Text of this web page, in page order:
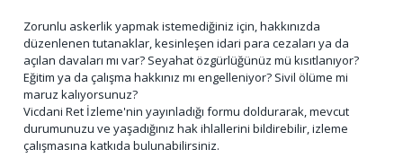
Zorunlu askerlik yapmak istemediğiniz için, hakkınızda
düzenlenen tutanaklar, kesinleşen idari para cezaları ya da
açılan davaları mı var? Seyahat özgürlüğünüz mü kısıtlanıyor?
Eğitim ya da çalışma hakkınız mı engelleniyor? Sivil ölüme mi
maruz kalıyorsunuz?
Vicdani Ret İzleme'nin yayınladığı formu doldurarak, mevcut
durumunuzu ve yaşadığınız hak ihlallerini bildirebilir, izleme
çalışmasına katkıda bulunabilirsiniz.